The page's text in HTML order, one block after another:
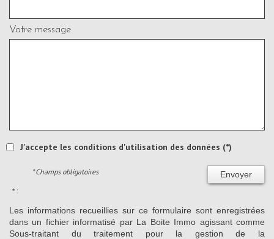
Votre message
J'accepte les conditions d'utilisation des données (*)
Envoyer
* Champs obligatoires
* :
Les informations recueillies sur ce formulaire sont enregistrées
dans un fichier informatisé par La Boite Immo agissant comme
Sous-traitant du traitement pour la gestion de la